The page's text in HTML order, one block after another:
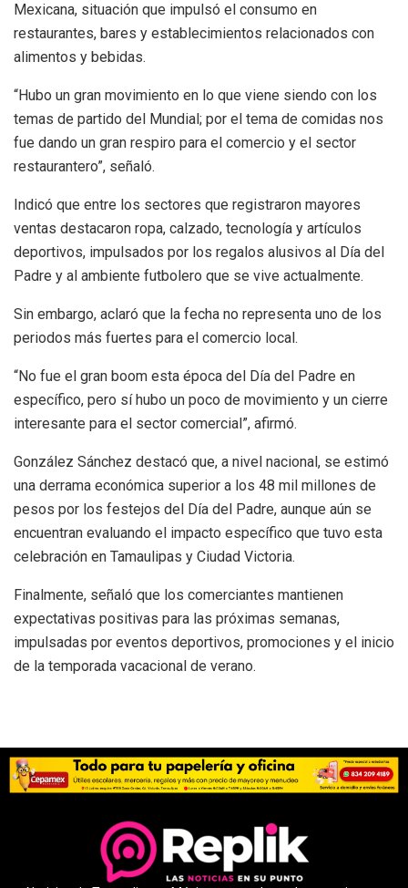
Mexicana, situación que impulsó el consumo en
restaurantes, bares y establecimientos relacionados con
alimentos y bebidas.
“Hubo un gran movimiento en lo que viene siendo con los
temas de partido del Mundial; por el tema de comidas nos
fue dando un gran respiro para el comercio y el sector
restaurantero”, señaló.
Indicó que entre los sectores que registraron mayores
ventas destacaron ropa, calzado, tecnología y artículos
deportivos, impulsados por los regalos alusivos al Día del
Padre y al ambiente futbolero que se vive actualmente.
Sin embargo, aclaró que la fecha no representa uno de los
periodos más fuertes para el comercio local.
“No fue el gran boom esta época del Día del Padre en
específico, pero sí hubo un poco de movimiento y un cierre
interesante para el sector comercial”, afirmó.
González Sánchez destacó que, a nivel nacional, se estimó
una derrama económica superior a los 48 mil millones de
pesos por los festejos del Día del Padre, aunque aún se
encuentran evaluando el impacto específico que tuvo esta
celebración en Tamaulipas y Ciudad Victoria.
Finalmente, señaló que los comerciantes mantienen
expectativas positivas para las próximas semanas,
impulsadas por eventos deportivos, promociones y el inicio
de la temporada vacacional de verano.